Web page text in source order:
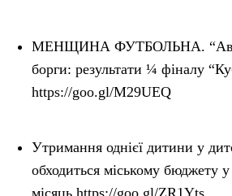
МЕНЩИНА ФУТБОЛЬНА.
борги: результати ¼ фіналу
https://goo.gl/M29UEQ
Утримання однієї дитини у
обходиться міському бюджету
місяць https://goo.gl/ZR1Yts